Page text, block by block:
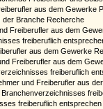
aus dem Gewerke
der Branche Recherche
Freiberufler aus dem
freiberuflich
aus dem Gewerke
Freiberufler aus dem
freiberuflich
und Freiberufler aus
freiberuflich entsprechen